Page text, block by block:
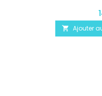
 Ajouter